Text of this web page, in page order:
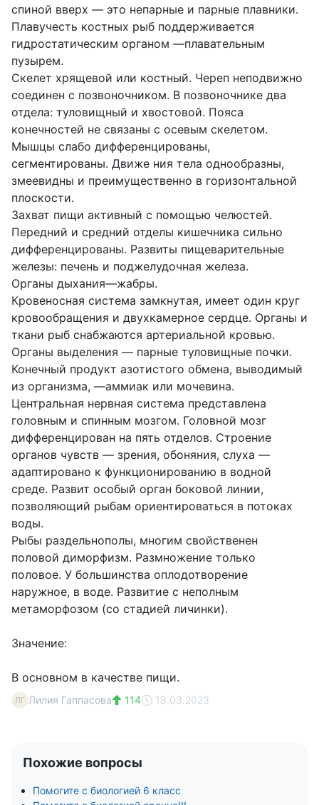
спиной вверх — это непарные и парные плавники.
Плавучесть костных рыб поддерживается
гидростатическим органом —плавательным
пузырем.
Скелет хрящевой или костный. Череп неподвижно
соединен с позвоночником. В позвоночнике два
отдела: туловищный и хвостовой. Пояса
конечностей не связаны с осевым скелетом.
Мышцы слабо дифференцированы,
сегментированы. Движе ния тела однообразны,
змеевидны и преимущественно в горизонтальной
плоскости.
Захват пищи активный с помощью челюстей.
Передний и средний отделы кишечника сильно
дифференцированы. Развиты пищеварительные
железы: печень и поджелудочная железа.
Органы дыхания—жабры.
Кровеносная система замкнутая, имеет один круг
кровообращения и двухкамерное сердце. Органы и
ткани рыб снабжаются артериальной кровью.
Органы выделения — парные туловищные почки.
Конечный продукт азотистого обмена, выводимый
из организма, —аммиак или мочевина.
Центральная нервная система представлена
головным и спинным мозгом. Головной мозг
дифференцирован на пять отделов. Строение
органов чувств — зрения, обоняния, слуха —
адаптировано к функционированию в водной
среде. Развит особый орган боковой линии,
позволяющий рыбам ориентироваться в потоках
воды.
Рыбы раздельнополы, многим свойственен
половой диморфизм. Размножение только
половое. У большинства оплодотворение
наружное, в воде. Развитие с неполным
метаморфозом (со стадией личинки).
Значение:
В основном в качестве пищи.
ЛГ Лилия Гаппасова 114 18.03.2023
Похожие вопросы
Помогите с биологией 6 класс